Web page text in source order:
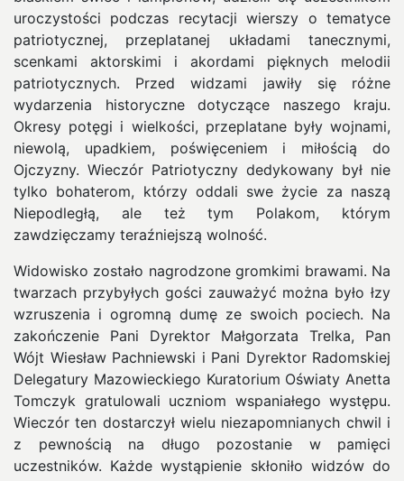
uroczystości podczas recytacji wierszy o tematyce
patriotycznej, przeplatanej układami tanecznymi,
scenkami aktorskimi i akordami pięknych melodii
patriotycznych. Przed widzami jawiły się różne
wydarzenia historyczne dotyczące naszego kraju.
Okresy potęgi i wielkości, przeplatane były wojnami,
niewolą, upadkiem, poświęceniem i miłością do
Ojczyzny. Wieczór Patriotyczny dedykowany był nie
tylko bohaterom, którzy oddali swe życie za naszą
Niepodległą, ale też tym Polakom, którym
zawdzięczamy teraźniejszą wolność.
Widowisko zostało nagrodzone gromkimi brawami. Na
twarzach przybyłych gości zauważyć można było łzy
wzruszenia i ogromną dumę ze swoich pociech. Na
zakończenie Pani Dyrektor Małgorzata Trelka, Pan
Wójt Wiesław Pachniewski i Pani Dyrektor Radomskiej
Delegatury Mazowieckiego Kuratorium Oświaty Anetta
Tomczyk gratulowali uczniom wspaniałego występu.
Wieczór ten dostarczył wielu niezapomnianych chwil i
z pewnością na długo pozostanie w pamięci
uczestników. Każde wystąpienie skłoniło widzów do